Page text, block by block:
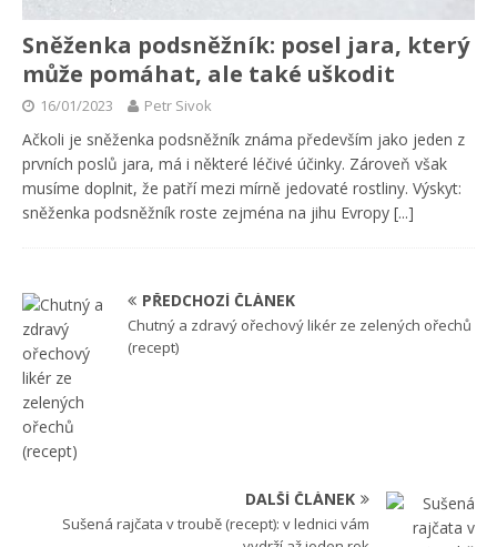
Sněženka podsněžník: posel jara, který
může pomáhat, ale také uškodit
16/01/2023 Petr Sivok
Ačkoli je sněženka podsněžník známa především jako jeden z
prvních poslů jara, má i některé léčivé účinky. Zároveň však
musíme doplnit, že patří mezi mírně jedovaté rostliny. Výskyt:
sněženka podsněžník roste zejména na jihu Evropy [...]
PŘEDCHOZÍ ČLÁNEK
Chutný a zdravý ořechový likér ze zelených ořechů
(recept)
DALŠÍ ČLÁNEK
Sušená rajčata v troubě (recept): v lednici vám